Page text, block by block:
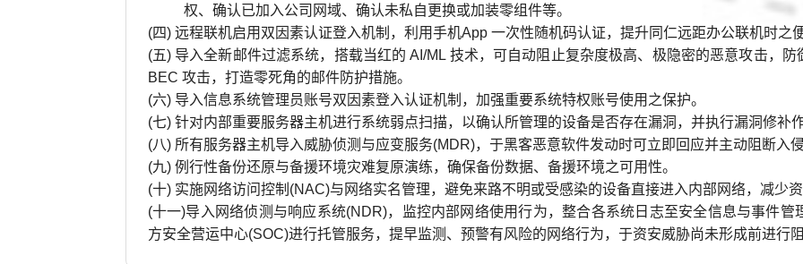
权、确认已加入公司网域、确认未私自更换或加装零组件等。
(四) 远程联机启用双因素认证登入机制，利用手机App 一次性随机码认证，提升同仁远距办公联机时之
(五) 导入全新邮件过滤系统，搭载当红的 AI/ML 技术，可自动阻止复杂度极高、极隐密的恶意攻击，
BEC 攻击，打造零死角的邮件防护措施。
(六) 导入信息系统管理员账号双因素登入认证机制，加强重要系统特权账号使用之保护。
(七) 针对内部重要服务器主机进行系统弱点扫描，以确认所管理的设备是否存在漏洞，并执行漏洞修补
(八) 所有服务器主机导入威胁侦测与应变服务(MDR)，于黑客恶意软件发动时可立即回应并主动阻断入
(九) 例行性备份还原与备援环境灾难复原演练，确保备份数据、备援环境之可用性。
(十) 实施网络访问控制(NAC)与网络实名管理，避免来路不明或受感染的设备直接进入内部网络，减少
(十一)导入网络侦测与响应系统(NDR)，监控内部网络使用行为，整合各系统日志至安全信息与事件
方安全营运中心(SOC)进行托管服务，提早监测、预警有风险的网络行为，于资安威胁尚未形成前进行